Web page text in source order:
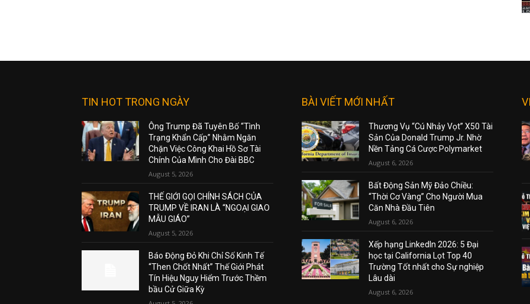
TIN HOT TRONG NGÀY
Ông Trump Đã Tuyên Bố “Tình
Trạng Khẩn Cấp” Nhằm Ngăn
Chặn Việc Công Khai Hồ Sơ Tài
Chính Của Mình Cho Đài BBC
August 5, 2026
THẾ GIỚI GỌI CHÍNH SÁCH CỦA
TRUMP VỀ IRAN LÀ “NGOẠI GIAO
MẪU GIÁO”
August 5, 2026
Báo Động Đỏ Khi Chỉ Số Kinh Tế
“Then Chốt Nhất” Thế Giới Phát
Tín Hiệu Nguy Hiểm Trước Thềm
bầu Cử Giữa Kỳ
BÀI VIẾT MỚI NHẤT
Thương Vụ “Cú Nhảy Vọt” X50 Tài
Sản Của Donald Trump Jr. Nhờ
Nền Tảng Cá Cược Polymarket
August 6, 2026
Bất Động Sản Mỹ Đảo Chiều:
“Thời Cơ Vàng” Cho Người Mua
Căn Nhà Đầu Tiên
August 6, 2026
Xếp hạng LinkedIn 2026: 5 Đại
học tại California Lọt Top 40
Trường Tốt nhất cho Sự nghiệp
Lâu dài
August 6, 2026